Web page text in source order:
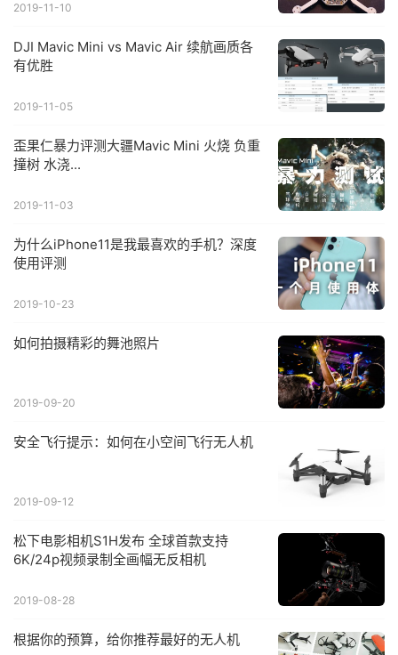
2019-11-10
DJI Mavic Mini vs Mavic Air 续航画质各
有优胜
2019-11-05
歪果仁暴力评测大疆Mavic Mini 火烧 负重
撞树 水浇...
2019-11-03
为什么iPhone11是我最喜欢的手机？深度
使用评测
2019-10-23
如何拍摄精彩的舞池照片
2019-09-20
安全飞行提示：如何在小空间飞行无人机
2019-09-12
松下电影相机S1H发布 全球首款支持
6K/24p视频录制全画幅无反相机
2019-08-28
根据你的预算，给你推荐最好的无人机